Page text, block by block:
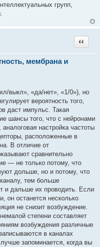
групп,
мембрана и
Цитата
выкл», «да/нет», «1/0»), но
вероятность того,
даст импульс. Такая
шансы того, что с нейронами
настройка частоты
расположенные в
В отличие от
сравнительно
— не только потому, что
дольше, но и потому, что
тем больше
и дальше их проводить. Если
он останется несколько
не снизит возбуждение.
степени составляет
возбуждения различные
в каналах
запоминается, когда вы